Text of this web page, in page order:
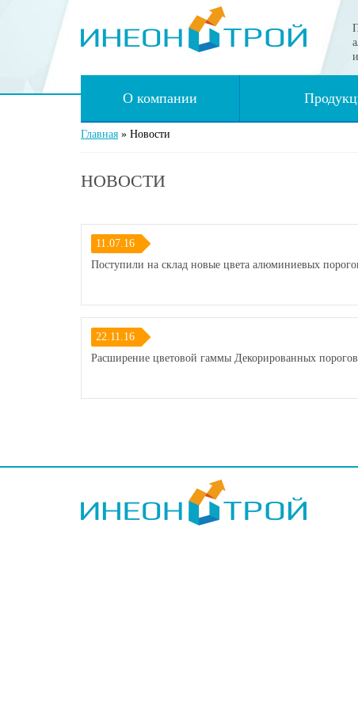
О компании
Главная » Новости
НОВОСТИ
11.07.16
Поступили на склад новые цвета алюминиевых
22.11.16
Расширение цветовой гаммы Декорированных